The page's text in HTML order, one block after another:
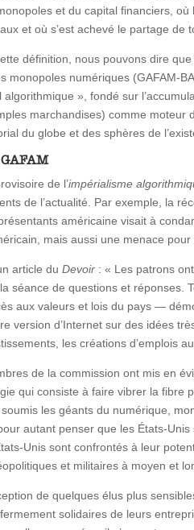
et du capital financiers,
et où s’est achevé le partage
définition, nous pouvons dire
monopoles numériques (GAFAM-
algorithmique », fondé sur
marchandises) comme moteur
du globe et des sphères de
de l’impérialisme
de l’actualité. Par exemple, la
américaine visait à
mais aussi une menace
article duDevoir : « Les patrons
séance de questions et réponses.
aux valeurs et lois du pays —
version d’Internet sur des idées
les créations d’emplois
de la commission ont mis en
qui consiste à faire vibrer la fibre
les géants du numérique,
autant penser que les États-
Unis sont confrontés à leur
et militaires à moyen et
de quelques élus plus
solidaires de leurs